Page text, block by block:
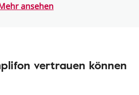
ansehen
vertrauen können